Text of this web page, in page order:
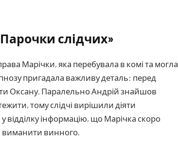
слідчих»
Марічки, яка перебувала в комі та могла
пригадала важливу деталь: перед
Оксану. Паралельно Андрій знайшов
тому слідчі вирішили діяти
інформацію, що Марічка скоро
виманити винного.